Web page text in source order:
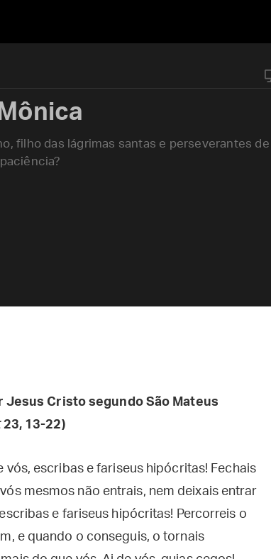
filho das lágrimas santas e perseverantes de
Jesus Cristo segundo São Mateus
23, 13-22)
vós, escribas e fariseus hipócritas! Fechais
mesmos não entrais, nem deixais entrar
e fariseus hipócritas! Percorreis o
e quando o conseguis, o tornais